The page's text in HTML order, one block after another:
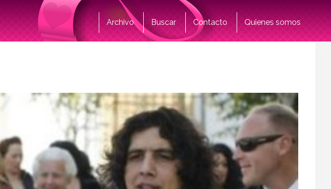
Archivo Buscar Contacto Quienes somos